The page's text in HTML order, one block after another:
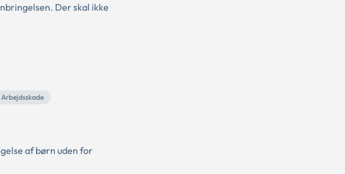
Der skal ikke
Arbejdsskade
af børn uden for